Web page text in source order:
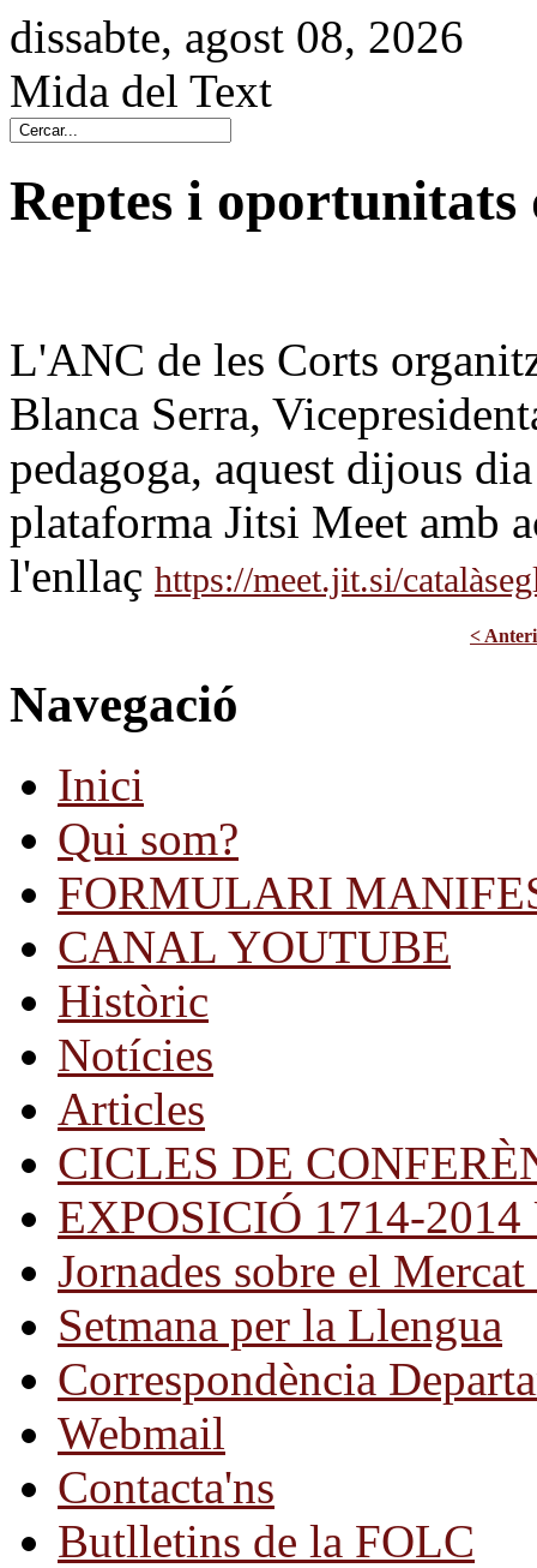
dissabte, agost 08, 2026
Mida del Text
Reptes i oportunitats
L'ANC de les Corts
Blanca Serra,
pedagoga, aquest dijous
plataforma Jitsi Meet amb
l'enllaç https://meet.jit.si/
<
Navegació
Inici
Qui som?
FORMULARI
CANAL YOUTUBE
Històric
Notícies
Articles
CICLES DE
EXPOSICIÓ 1714-
Jornades sobre el
Setmana per la Llengua
Correspondència
Webmail
Contacta'ns
Butlletins de la FOLC